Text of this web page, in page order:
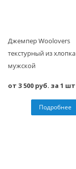
Джемпер Woolovers
текстурный из хлопка
мужской
от 3 500 руб. за 1 шт
Подробнее